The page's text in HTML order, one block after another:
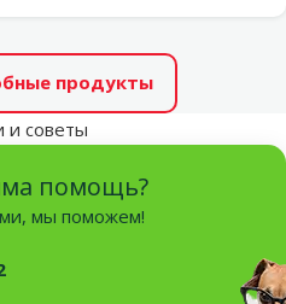
продукты
и советы
помощь?
мы поможем!